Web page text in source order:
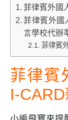
菲律賓外國
菲律賓外國
言學校代辦
菲律賓
菲律賓
I-